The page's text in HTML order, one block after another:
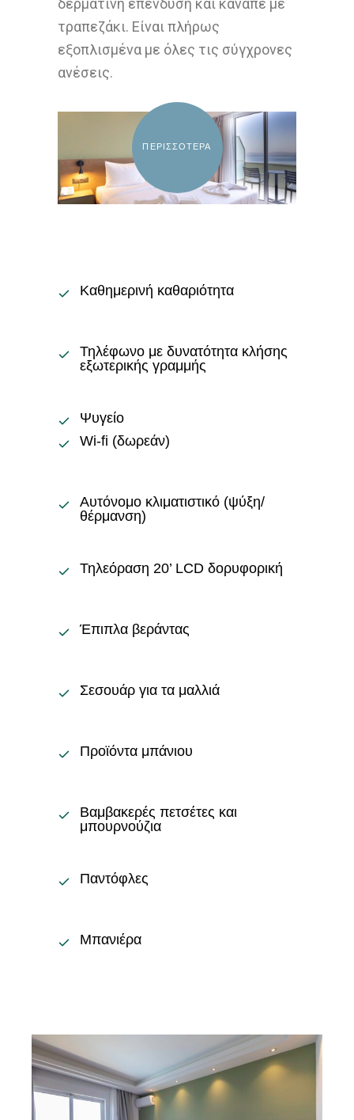
δερμάτινη επένδυση και καναπέ με
τραπεζάκι. Είναι πλήρως
εξοπλισμένα με όλες τις σύγχρονες
ανέσεις.
ΠΕΡΙΣΣΟΤΕΡΑ
Καθημερινή καθαριότητα
Τηλέφωνο με δυνατότητα κλήσης
εξωτερικής γραμμής
Ψυγείο
Wi-fi (δωρεάν)
Αυτόνομο κλιματιστικό (ψύξη/
θέρμανση)
Τηλεόραση 20’ LCD δορυφορική
Έπιπλα βεράντας
Σεσουάρ για τα μαλλιά
Προϊόντα μπάνιου
Βαμβακερές πετσέτες και
μπουρνούζια
Παντόφλες
Μπανιέρα